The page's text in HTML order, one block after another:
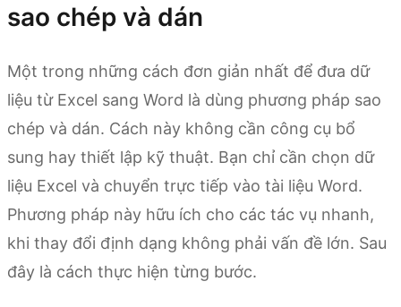
sao chép và dán
Một trong những cách đơn giản nhất để đưa dữ
liệu từ Excel sang Word là dùng phương pháp sao
chép và dán. Cách này không cần công cụ bổ
sung hay thiết lập kỹ thuật. Bạn chỉ cần chọn dữ
liệu Excel và chuyển trực tiếp vào tài liệu Word.
Phương pháp này hữu ích cho các tác vụ nhanh,
khi thay đổi định dạng không phải vấn đề lớn. Sau
đây là cách thực hiện từng bước.